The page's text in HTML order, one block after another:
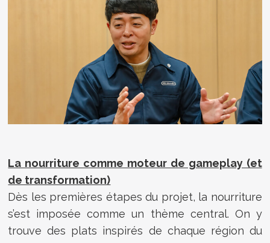
La nourriture comme moteur de gameplay (et
de transformation)
Dès les premières étapes du projet, la nourriture
s’est imposée comme un thème central. On y
trouve des plats inspirés de chaque région du